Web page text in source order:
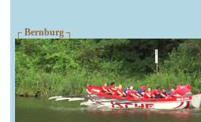
┌ Bernburg ┐